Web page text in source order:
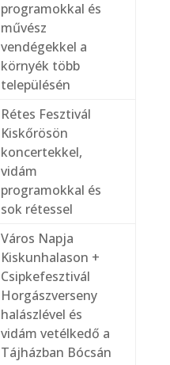
programokkal és
művész
vendégekkel a
környék több
településén
Rétes Fesztivál
Kiskőrösön
koncertekkel,
vidám
programokkal és
sok rétessel
Város Napja
Kiskunhalason +
Csipkefesztivál
Horgászverseny
halászlével és
vidám vetélkedő a
Tájházban Bócsán